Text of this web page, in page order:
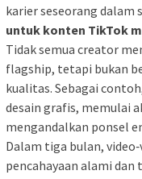
karier seseorang dalam
untuk konten TikTok
Tidak semua creator
flagship, tetapi bukan
kualitas. Sebagai
desain grafis, memulai
mengandalkan ponsel
Dalam tiga bulan,
pencahayaan alami